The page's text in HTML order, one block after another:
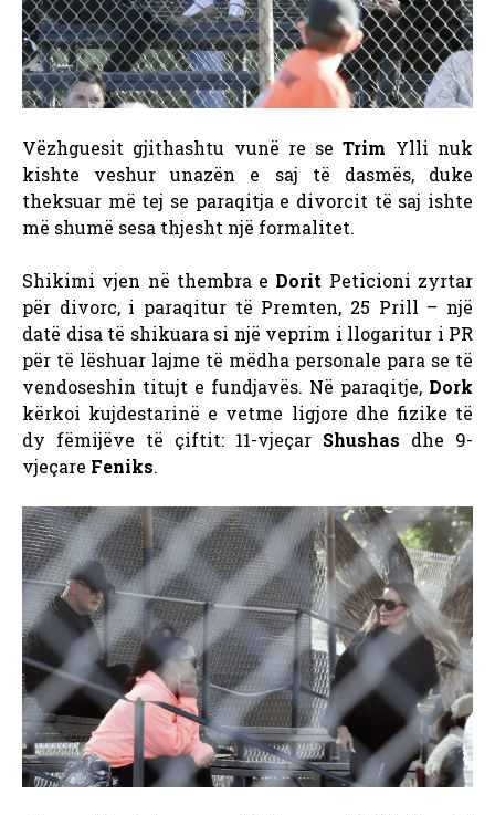
Vëzhguesit gjithashtu vunë re seTrim Ylli nuk
kishte veshur unazën e saj të dasmës, duke
theksuar më tej se paraqitja e divorcit të saj ishte
më shumë sesa thjesht një formalitet.
Shikimi vjen në thembra e Dorit Peticioni zyrtar
për divorc, i paraqitur të Premten, 25 Prill – një
datë disa të shikuara si një veprim i llogaritur i PR
për të lëshuar lajme të mëdha personale para se të
vendoseshin titujt e fundjavës. Në paraqitje, Dork
kërkoi kujdestarinë e vetme ligjore dhe fizike të
dy fëmijëve të çiftit: 11-vjeçar Shushas dhe 9-
vjeçare Feniks.